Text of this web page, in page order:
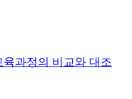
과정의 비교와 대조